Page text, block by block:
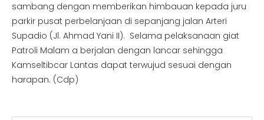
sambang dengan memberikan himbauan kepada juru
parkir pusat perbelanjaan di sepanjang jalan Arteri
Supadio (Jl. Ahmad Yani II). Selama pelaksanaan giat
Patroli Malam a berjalan dengan lancar sehingga
Kamseltibcar Lantas dapat terwujud sesuai dengan
harapan. (Cdp)